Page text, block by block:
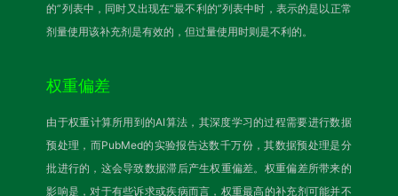
的”列表中，同时又出现在“最不利的”列表中时，表示的是以正常
剂量使用该补充剂是有效的，但过量使用时则是不利的。
权重偏差
由于权重计算所用到的AI算法，其深度学习的过程需要进行数据
预处理，而PubMed的实验报告达数千万份，其数据预处理是分
批进行的，这会导致数据滞后产生权重偏差。权重偏差所带来的
影响是，对于有些诉求或疾病而言，权重最高的补充剂可能并不